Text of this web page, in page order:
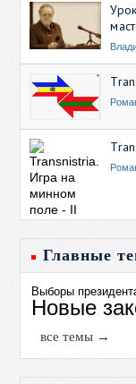
Главные
Выборы
Новые
все темы →